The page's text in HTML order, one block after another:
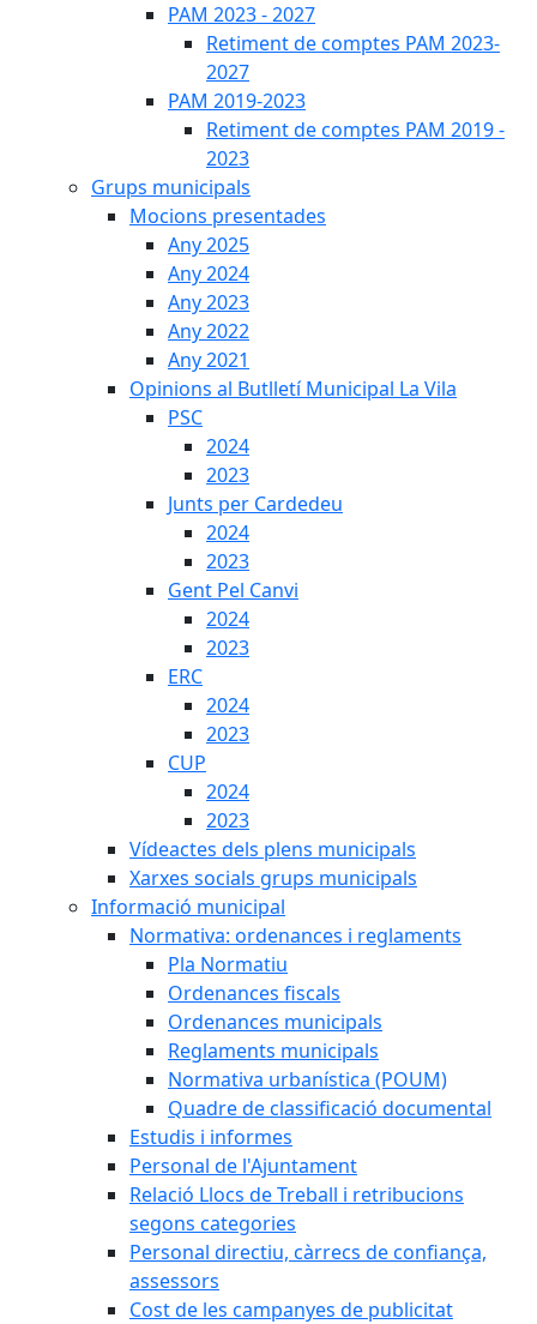
PAM 2023 - 2027
Retiment de comptes PAM 2023-
2027
PAM 2019-2023
Retiment de comptes PAM 2019 -
2023
Grups municipals
Mocions presentades
Any 2025
Any 2024
Any 2023
Any 2022
Any 2021
Opinions al Butlletí Municipal La Vila
PSC
2024
2023
Junts per Cardedeu
2024
2023
Gent Pel Canvi
2024
2023
ERC
2024
2023
CUP
2024
2023
Vídeactes dels plens municipals
Xarxes socials grups municipals
Informació municipal
Normativa: ordenances i reglaments
Pla Normatiu
Ordenances fiscals
Ordenances municipals
Reglaments municipals
Normativa urbanística (POUM)
Quadre de classificació documental
Estudis i informes
Personal de l'Ajuntament
Relació Llocs de Treball i retribucions
segons categories
Personal directiu, càrrecs de confiança,
assessors
Cost de les campanyes de publicitat